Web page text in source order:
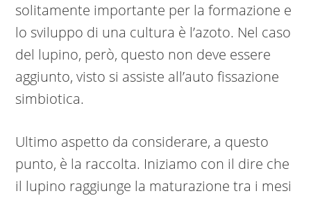
solitamente importante per la formazione e
lo sviluppo di una cultura è l’azoto. Nel caso
del lupino, però, questo non deve essere
aggiunto, visto si assiste all’auto fissazione
simbiotica.
Ultimo aspetto da considerare, a questo
punto, è la raccolta. Iniziamo con il dire che
il lupino raggiunge la maturazione tra i mesi